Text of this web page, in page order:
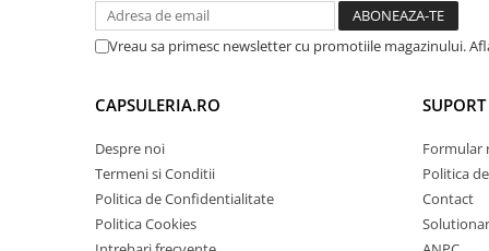
Vreau sa primesc newsletter cu promotiile magazinului.
CAPSULERIA.RO
Despre noi
Termeni si Conditii
Politica de Confidentialitate
Politica Cookies
Formular
Politica
Contact